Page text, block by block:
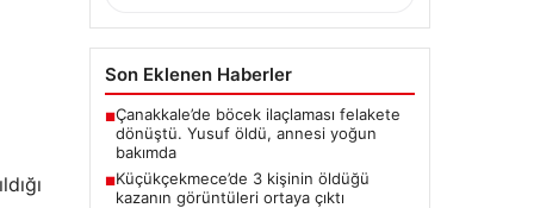
Son Eklenen Haberler
■Çanakkale’de böcek ilaçlaması felakete
dönüştü. Yusuf öldü, annesi yoğun
bakımda
■Küçükçekmece’de 3 kişinin öldüğü
kazanın görüntüleri ortaya çıktı